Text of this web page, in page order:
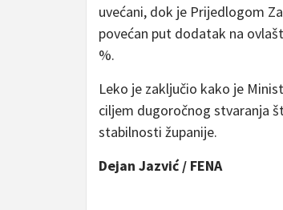
uvećani, dok je Prijedlogom
povećan put dodatak na
%.
Leko je zaključio kako je
ciljem dugoročnog stvaranja
stabilnosti županije.
Dejan Jazvić / FENA